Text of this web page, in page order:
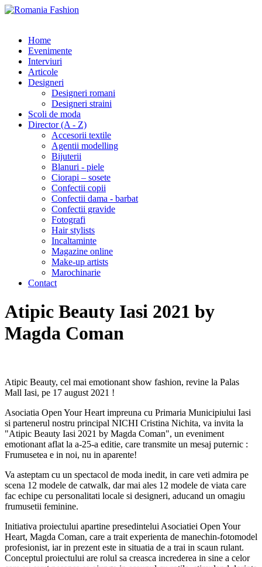
Home
Evenimente
Interviuri
Articole
Designeri
Designeri romani
Designeri straini
Scoli de moda
Director (A - Z)
Accesorii textile
Agentii modelling
Bijuterii
Blanuri - piele
Ciorapi – sosete
Confectii copii
Confectii dama - barbat
Confectii gravide
Fotografi
Hair stylists
Incaltaminte
Magazine online
Make-up artists
Marochinarie
Contact
Atipic Beauty Iasi 2021 by
Magda Coman
Atipic Beauty, cel mai emotionant show fashion, revine la Palas
Mall Iasi, pe 17 august 2021 !
Asociatia Open Your Heart impreuna cu Primaria Municipiului Iasi
si partenerul nostru principal NICHI Cristina Nichita, va invita la
"Atipic Beauty Iasi 2021 by Magda Coman", un eveniment
emotionant aflat la a-25-a editie, care transmite un mesaj puternic :
Frumusetea e in noi, nu in aparente!
Va asteptam cu un spectacol de moda inedit, in care veti admira pe
scena 12 modele de catwalk, dar mai ales 12 modele de viata care
fac echipe cu personalitati locale si designeri, aducand un omagiu
frumusetii feminine.
Initiativa proiectului apartine presedintelui Asociatiei Open Your
Heart, Magda Coman, care a trait experienta de manechin-fotomodel
profesionist, iar in prezent este in situatia de a trai in scaun rulant.
Conceptul proiectului are rolul sa creasca increderea in sine a celor